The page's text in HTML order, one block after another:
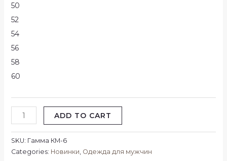
50
52
54
56
58
60
Костюм
Гамма
quantity
ADD TO CART
SKU: Гамма КМ-6
Categories: Новинки, Одежда для мужчин